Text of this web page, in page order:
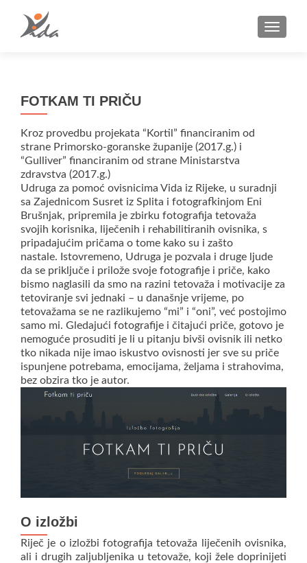
FOTKAM TI PRIČU
Kroz provedbu projekata “Kortil” financiranim od
strane Primorsko-goranske županije (2017.g.) i
“Gulliver” financiranim od strane Ministarstva
zdravstva (2017.g.)
Udruga za pomoć ovisnicima Vida iz Rijeke, u suradnji
sa Zajednicom Susret iz Splita i fotografkinjom Eni
Brušnjak, pripremila je zbirku fotografija tetovaža
svojih korisnika, liječenih i rehabilitiranih ovisnika, s
pripadajućim pričama o tome kako su i zašto
nastale. Istovremeno, Udruga je pozvala i druge ljude
da se priključe i prilože svoje fotografije i priče, kako
bismo naglasili da smo na razini tetovaža i motivacije za
tetoviranje svi jednaki – u današnje vrijeme, po
tetovažama se ne razlikujemo “mi” i “oni”, već postojimo
samo mi. Gledajući fotografije i čitajući priče, gotovo je
nemoguće prosuditi je li u pitanju bivši ovisnik ili netko
tko nikada nije imao iskustvo ovisnosti jer sve su priče
ispunjene potrebama, emocijama, željama i strahovima,
bez obzira tko je autor.
O izložbi
Riječ je o izložbi fotografija tetovaža liječenih ovisnika,
ali i drugih zaljubljenika u tetovaže, koji žele doprinijeti